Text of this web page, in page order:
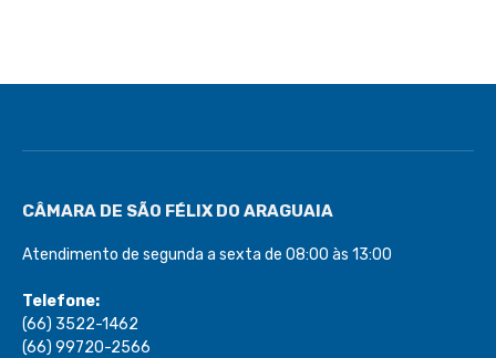
CÂMARA DE SÃO FÉLIX DO ARAGUAIA
Atendimento de segunda a sexta de 08:00 às 13:00
Telefone:
(66) 3522-1462
(66) 99720-2566